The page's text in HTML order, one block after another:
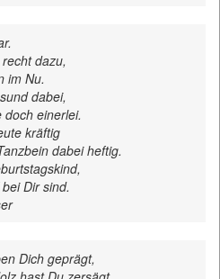
dazu,
im Nu.
dabei,
einerlei.
kräftig
dabei heftig.
Dir sind.
Dich geprägt,